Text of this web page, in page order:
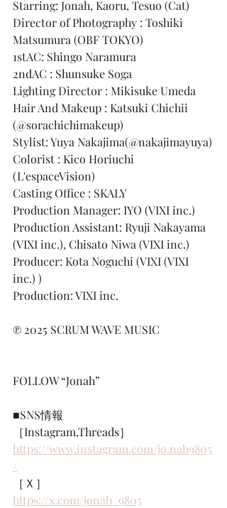
Starring: Jonah, Kaoru, Tesuo (Cat)
Director of Photography : Toshiki
Matsumura (OBF TOKYO)
1stAC: Shingo Naramura
2ndAC : Shunsuke Soga
Lighting Director : Mikisuke Umeda
Hair And Makeup : Katsuki Chichii
(@sorachichimakeup)
Stylist: Yuya Nakajima(@nakajimayuya)
Colorist : Kico Horiuchi
(L'espaceVision)
Casting Office : SKALY
Production Manager: IYO (VIXI inc.)
Production Assistant: Ryuji Nakayama
(VIXI inc.), Chisato Niwa (VIXI inc.)
Producer: Kota Noguchi (VIXI (VIXI
inc.) )
Production: VIXI inc.
℗ 2025 SCRUM WAVE MUSIC
FOLLOW “Jonah”
■SNS情報
［Instagram,Threads］
https://www.instagram.com/jo.nah9805
/
［Ｘ］
https://x.com/jonah_9805